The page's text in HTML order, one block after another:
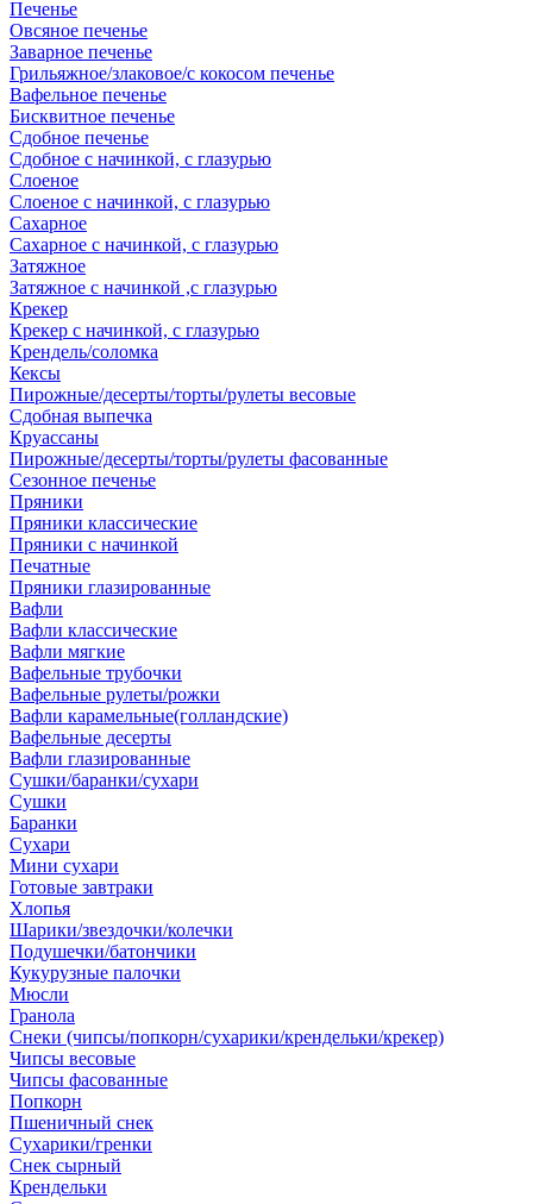
Печенье
Овсяное печенье
Заварное печенье
Грильяжное/злаковое/с кокосом печенье
Вафельное печенье
Бисквитное печенье
Сдобное печенье
Сдобное с начинкой, с глазурью
Слоеное
Слоеное с начинкой, с глазурью
Сахарное
Сахарное с начинкой, с глазурью
Затяжное
Затяжное с начинкой ,с глазурью
Крекер
Крекер с начинкой, с глазурью
Крендель/соломка
Кексы
Пирожные/десерты/торты/рулеты весовые
Сдобная выпечка
Круассаны
Пирожные/десерты/торты/рулеты фасованные
Сезонное печенье
Пряники
Пряники классические
Пряники с начинкой
Печатные
Пряники глазированные
Вафли
Вафли классические
Вафли мягкие
Вафельные трубочки
Вафельные рулеты/рожки
Вафли карамельные(голландские)
Вафельные десерты
Вафли глазированные
Сушки/баранки/сухари
Сушки
Баранки
Сухари
Мини сухари
Готовые завтраки
Хлопья
Шарики/звездочки/колечки
Подушечки/батончики
Кукурузные палочки
Мюсли
Гранола
Снеки (чипсы/попкорн/сухарики/крендельки/крекер)
Чипсы весовые
Чипсы фасованные
Попкорн
Пшеничный снек
Сухарики/гренки
Снек сырный
Крендельки